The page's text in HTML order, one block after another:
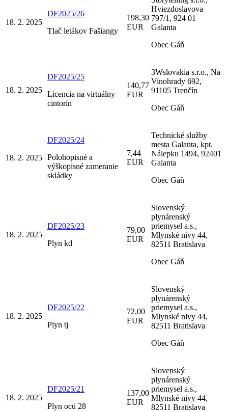
18. 2. 2025
DF2025/26
Tlač letákov Fašiangy
198,30
EUR
Hviezdoslavova
797/1, 924 01
Galanta
Obec Gáň
18. 2. 2025
DF2025/25
Licencia na virtuálny
cintorín
140,77
EUR
3Wslovakia s.r.o., Na
Vinohrady 692,
91105 Trenčín
Obec Gáň
18. 2. 2025
DF2025/24
Polohopisné a
výškopisné zameranie
skládky
7,44
EUR
Technické služby
mesta Galanta, kpt.
Nálepku 1494, 92401
Galanta
Obec Gáň
18. 2. 2025
DF2025/23
Plyn kd
79,00
EUR
Slovenský
plynárenský
priemysel a.s.,
Mlynské nivy 44,
82511 Bratislava
Obec Gáň
18. 2. 2025
DF2025/22
Plyn tj
72,00
EUR
Slovenský
plynárenský
priemysel a.s.,
Mlynské nivy 44,
82511 Bratislava
Obec Gáň
18. 2. 2025
DF2025/21
Plyn ocú 28
137,00
EUR
Slovenský
plynárenský
priemysel a.s.,
Mlynské nivy 44,
82511 Bratislava